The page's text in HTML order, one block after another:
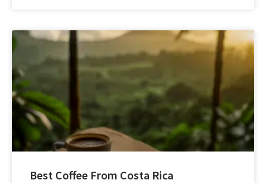
Best Coffee From Costa Rica